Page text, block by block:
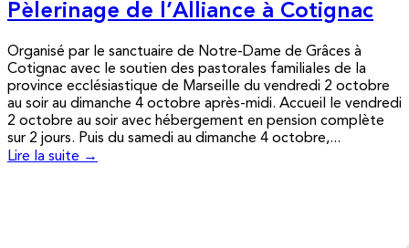
Pèlerinage de l’Alliance à Cotignac
Organisé par le sanctuaire de Notre-Dame de Grâces à
Cotignac avec le soutien des pastorales familiales de la
province ecclésiastique de Marseille du vendredi 2 octobre
au soir au dimanche 4 octobre après-midi. Accueil le vendredi
2 octobre au soir avec hébergement en pension complète
sur 2 jours. Puis du samedi au dimanche 4 octobre,...
Lire la suite →